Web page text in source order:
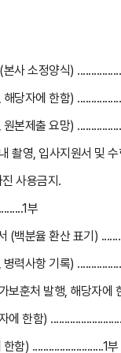
사 소정양식)
당자에 한함)
본제출 요망)
촬영, 입사지원서 및 수
사용금지.
부
(백분율 환산 표기)
력사항 기록)
보훈처 발행, 해당자에
에 한함)
한함) ..........................1부